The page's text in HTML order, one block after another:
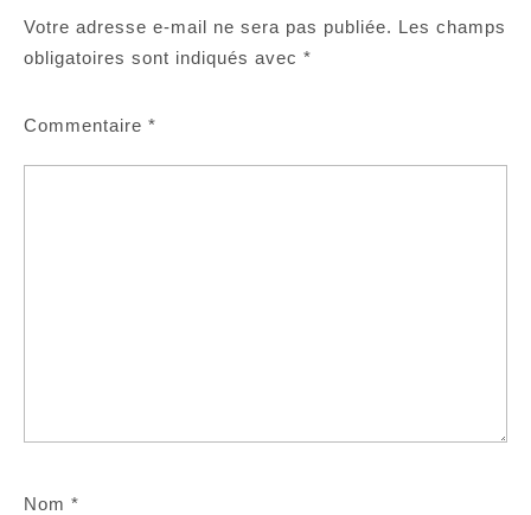
Votre adresse e-mail ne sera pas publiée. Les champs
obligatoires sont indiqués avec *
Commentaire *
Nom *